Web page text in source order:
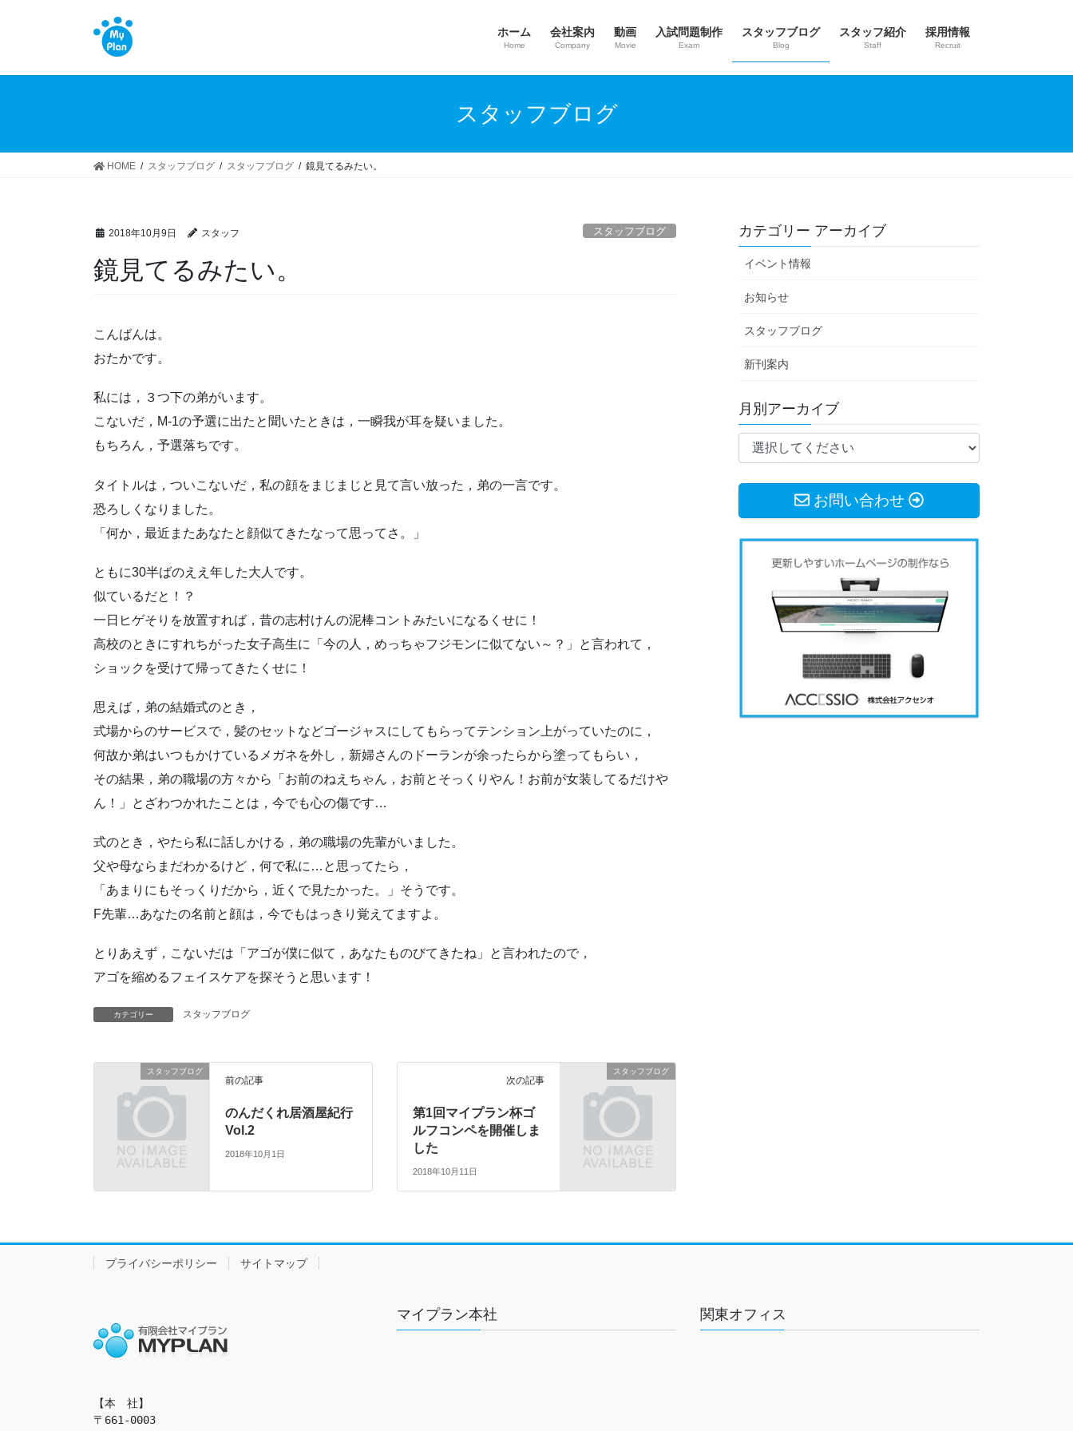
ホーム
Home
会社案内
Company
動画
Movie
入試問題制作
Exam
スタッフブログ
Blog
スタッフ紹介
Staff
採用情報
Recruit
スタッフブログ
HOME スタッフブログ スタッフブログ 鏡見てるみたい。
2018年10月9日 スタッフ スタッフブログ
鏡見てるみたい。
こんばんは。
おたかです。
私には，３つ下の弟がいます。
こないだ，M-1の予選に出たと聞いたときは，一瞬我が耳を疑いました。
もちろん，予選落ちです。
タイトルは，ついこないだ，私の顔をまじまじと見て言い放った，弟の一言です。
恐ろしくなりました。
「何か，最近またあなたと顔似てきたなって思ってさ。」
ともに30半ばのええ年した大人です。
似ているだと！？
一日ヒゲそりを放置すれば，昔の志村けんの泥棒コントみたいになるくせに！
高校のときにすれちがった女子高生に「今の人，めっちゃフジモンに似てない～？」と言われて，
ショックを受けて帰ってきたくせに！
思えば，弟の結婚式のとき，
式場からのサービスで，髪のセットなどゴージャスにしてもらってテンション上がっていたのに，
何故か弟はいつもかけているメガネを外し，新婦さんのドーランが余ったらから塗ってもらい，
その結果，弟の職場の方々から「お前のねえちゃん，お前とそっくりやん！お前が女装してるだけや
ん！」とざわつかれたことは，今でも心の傷です…
式のとき，やたら私に話しかける，弟の職場の先輩がいました。
父や母ならまだわかるけど，何で私に…と思ってたら，
「あまりにもそっくりだから，近くで見たかった。」そうです。
F先輩…あなたの名前と顔は，今でもはっきり覚えてますよ。
とりあえず，こないだは「アゴが僕に似て，あなたものびてきたね」と言われたので，
アゴを縮めるフェイスケアを探そうと思います！
カテゴリー スタッフブログ
スタッフブログ
前の記事
のんだくれ居酒屋紀行
Vol.2
2018年10月1日
スタッフブログ
次の記事
第1回マイプラン杯ゴ
ルフコンペを開催しま
した
2018年10月11日
カテゴリー アーカイブ
イベント情報
お知らせ
スタッフブログ
新刊案内
月別アーカイブ
お問い合わせ
プライバシーポリシー サイトマップ
【本　社】
〒661-0003
マイプラン本社 関東オフィス